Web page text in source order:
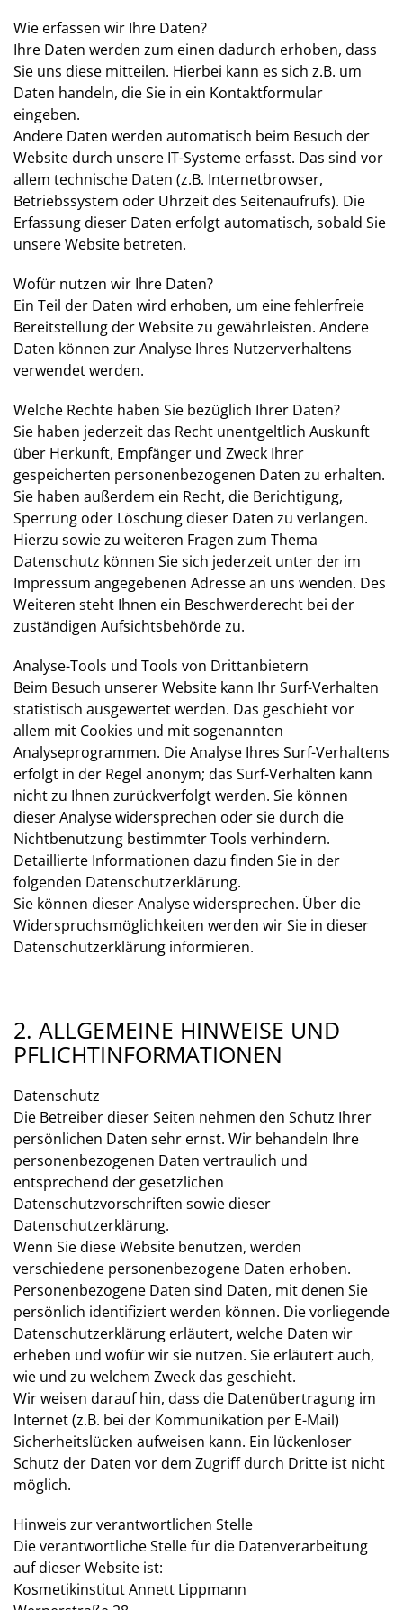
Wie erfassen wir Ihre Daten?
Ihre Daten werden zum einen dadurch erhoben, dass
Sie uns diese mitteilen. Hierbei kann es sich z.B. um
Daten handeln, die Sie in ein Kontaktformular
eingeben.
Andere Daten werden automatisch beim Besuch der
Website durch unsere IT-Systeme erfasst. Das sind vor
allem technische Daten (z.B. Internetbrowser,
Betriebssystem oder Uhrzeit des Seitenaufrufs). Die
Erfassung dieser Daten erfolgt automatisch, sobald Sie
unsere Website betreten.
Wofür nutzen wir Ihre Daten?
Ein Teil der Daten wird erhoben, um eine fehlerfreie
Bereitstellung der Website zu gewährleisten. Andere
Daten können zur Analyse Ihres Nutzerverhaltens
verwendet werden.
Welche Rechte haben Sie bezüglich Ihrer Daten?
Sie haben jederzeit das Recht unentgeltlich Auskunft
über Herkunft, Empfänger und Zweck Ihrer
gespeicherten personenbezogenen Daten zu erhalten.
Sie haben außerdem ein Recht, die Berichtigung,
Sperrung oder Löschung dieser Daten zu verlangen.
Hierzu sowie zu weiteren Fragen zum Thema
Datenschutz können Sie sich jederzeit unter der im
Impressum angegebenen Adresse an uns wenden. Des
Weiteren steht Ihnen ein Beschwerderecht bei der
zuständigen Aufsichtsbehörde zu.
Analyse-Tools und Tools von Drittanbietern
Beim Besuch unserer Website kann Ihr Surf-Verhalten
statistisch ausgewertet werden. Das geschieht vor
allem mit Cookies und mit sogenannten
Analyseprogrammen. Die Analyse Ihres Surf-Verhaltens
erfolgt in der Regel anonym; das Surf-Verhalten kann
nicht zu Ihnen zurückverfolgt werden. Sie können
dieser Analyse widersprechen oder sie durch die
Nichtbenutzung bestimmter Tools verhindern.
Detaillierte Informationen dazu finden Sie in der
folgenden Datenschutzerklärung.
Sie können dieser Analyse widersprechen. Über die
Widerspruchsmöglichkeiten werden wir Sie in dieser
Datenschutzerklärung informieren.
2. ALLGEMEINE HINWEISE UND
PFLICHTINFORMATIONEN
Datenschutz
Die Betreiber dieser Seiten nehmen den Schutz Ihrer
persönlichen Daten sehr ernst. Wir behandeln Ihre
personenbezogenen Daten vertraulich und
entsprechend der gesetzlichen
Datenschutzvorschriften sowie dieser
Datenschutzerklärung.
Wenn Sie diese Website benutzen, werden
verschiedene personenbezogene Daten erhoben.
Personenbezogene Daten sind Daten, mit denen Sie
persönlich identifiziert werden können. Die vorliegende
Datenschutzerklärung erläutert, welche Daten wir
erheben und wofür wir sie nutzen. Sie erläutert auch,
wie und zu welchem Zweck das geschieht.
Wir weisen darauf hin, dass die Datenübertragung im
Internet (z.B. bei der Kommunikation per E-Mail)
Sicherheitslücken aufweisen kann. Ein lückenloser
Schutz der Daten vor dem Zugriff durch Dritte ist nicht
möglich.
Hinweis zur verantwortlichen Stelle
Die verantwortliche Stelle für die Datenverarbeitung
auf dieser Website ist:
Kosmetikinstitut Annett Lippmann